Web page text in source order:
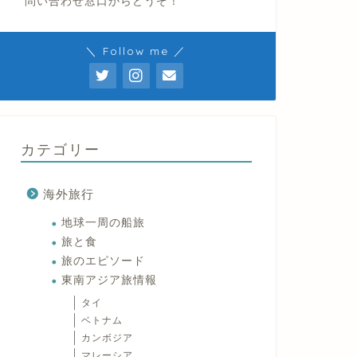
＼ Follow me ／
カテゴリー
海外旅行
地球一周の船旅
旅と食
旅のエピソード
東南アジア旅情報
タイ
ベトナム
カンボジア